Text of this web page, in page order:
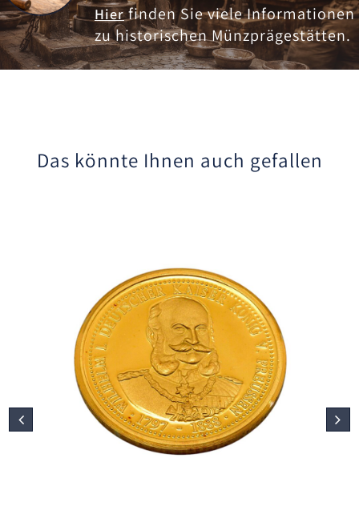
Hierfinden Sie viele Informationen
zu historischen Münzprägestätten.
Das könnte Ihnen auch gefallen